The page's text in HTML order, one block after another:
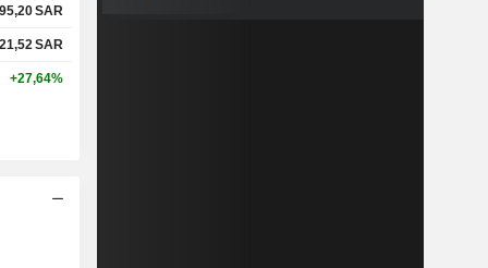
95,20SAR
SAR
+27,64%